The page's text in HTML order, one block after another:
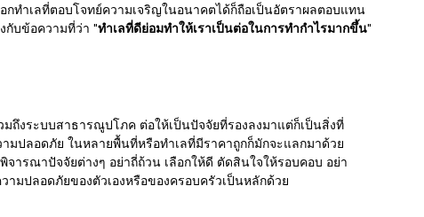
กทำเลที่ตอบโจทย์ความเจริญในอนาคตได้ก็ถือเป็นอัตราผลตอบแทน
กับข้อความที่ว่า "ทำเลที่ดีย่อมทำให้เราเป็นต่อในการทำกำไรมากขึ้น"
ถึงระบบสาธารณูปโภค ต่อให้เป็นปัจจัยที่รองลงมาแต่ก็เป็นสิ่งที่
ปลอดภัย ในหลายพื้นที่หรือทำเลที่มีราคาถูกก็มักจะแลกมาด้วย
ารณาปัจจัยต่างๆ อย่าถี่ถ้วน เลือกให้ดี ตัดสินใจให้รอบคอบ อย่า
มปลอดภัยของตัวเองหรือของครอบครัวเป็นหลักด้วย